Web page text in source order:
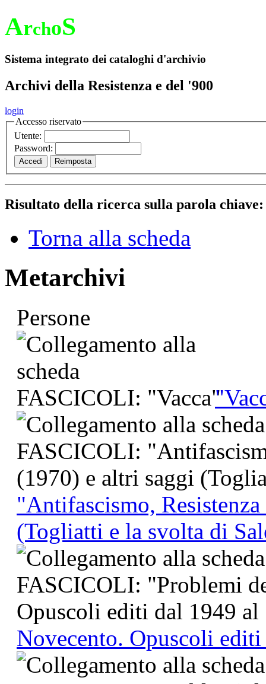
ArchoS
Sistema integrato dei cataloghi d'archivio
Archivi della Resistenza e del '900
login
Accesso riservato
Utente:
Password:
Risultato della ricerca sulla parola
Torna alla scheda
Metarchivi
Persone
"Antifascismo,
(Togliatti e la svolta di
Novecento. Opuscoli